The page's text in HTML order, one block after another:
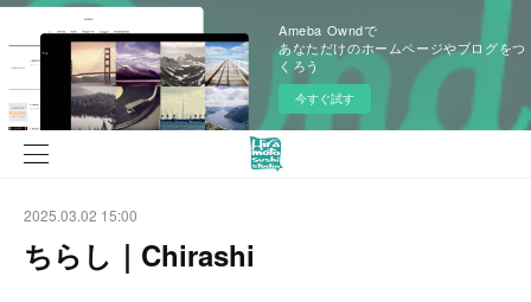
Ameba Owndで
あなただけのホームページやブログをつ
くろう
今すぐ試す
2025.03.02 15:00
ちらし｜Chirashi